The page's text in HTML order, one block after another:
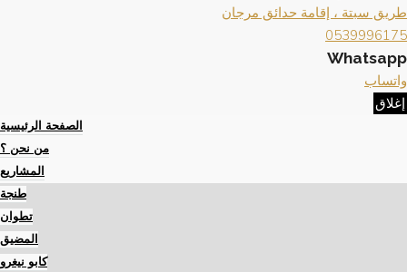
طريق سبتة ، إقامة حدائق مرجان
0539996175
Whatsapp
واتساب
إغلاق
الصفحة الرئيسية
من نحن ؟
المشاريع
طنجة
تطوان
المضيق
كابو نيغرو